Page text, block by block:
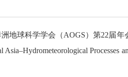
球科学学会（AOGS）第22届年
Asia–Hydrometeorological